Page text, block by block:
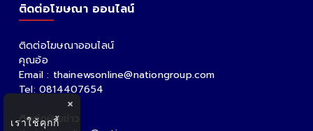
ติดต่อโฆษณา ออนไลน์
ติดต่อโฆษณาออนไลน์
คุณอ้อ
Email : thainewsonline@nationgroup.com
Tel: 0814407654
ติดต่อฝ่ายข่าว
×
เราใช้คุกกี้